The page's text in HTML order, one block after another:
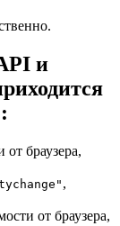
и
от браузера,
,
от браузера,